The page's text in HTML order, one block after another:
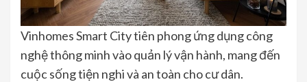
Vinhomes Smart City tiên phong ứng dụng công
nghệ thông minh vào quản lý vận hành, mang đến
cuộc sống tiện nghi và an toàn cho cư dân.